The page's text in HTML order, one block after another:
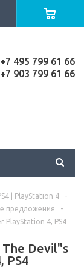
+7 495 799 61 66
+7 903 799 61 66
| PlayStation 4
-
предложения
-
PlayStation 4, PS4
The Devil"s
PS4